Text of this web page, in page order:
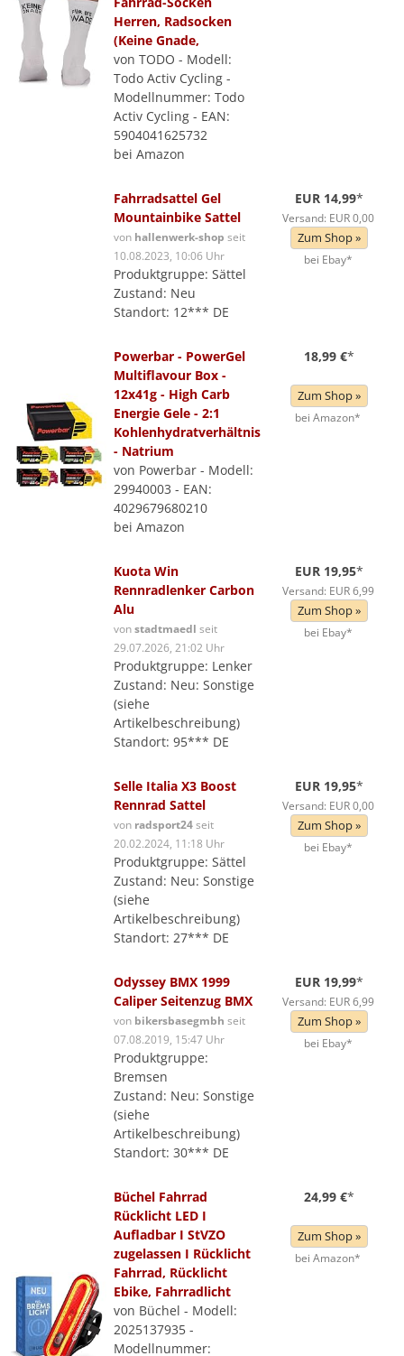
Herren, Radsocken
(Keine Gnade,
von TODO - Modell:
Todo Activ Cycling -
Modellnummer: Todo
Activ Cycling - EAN:
5904041625732
bei Amazon
Fahrradsattel Gel
Mountainbike Sattel
von hallenwerk-shop seit
10.08.2023, 10:06 Uhr
Produktgruppe: Sättel
Zustand: Neu
Standort: 12*** DE
EUR 14,99*
Versand: EUR 0,00
Zum Shop »
bei Ebay*
Powerbar - PowerGel
Multiflavour Box -
12x41g - High Carb
Energie Gele - 2:1
Kohlenhydratverhältnis
- Natrium
von Powerbar - Modell:
29940003 - EAN:
4029679680210
bei Amazon
18,99 €*
Zum Shop »
bei Amazon*
Kuota Win
Rennradlenker Carbon
Alu
vonstadtmaedl seit
29.07.2026, 21:02 Uhr
Produktgruppe: Lenker
Zustand: Neu: Sonstige
(siehe
Artikelbeschreibung)
Standort: 95*** DE
EUR 19,95*
Versand: EUR 6,99
Zum Shop »
bei Ebay*
Selle Italia X3 Boost
Rennrad Sattel
von radsport24seit
20.02.2024, 11:18 Uhr
Produktgruppe: Sättel
Zustand: Neu: Sonstige
(siehe
Artikelbeschreibung)
Standort: 27*** DE
EUR 19,95*
Versand: EUR 0,00
Zum Shop »
bei Ebay*
Odyssey BMX 1999
Caliper Seitenzug BMX
von bikersbasegmbh seit
07.08.2019, 15:47 Uhr
Produktgruppe:
Bremsen
Zustand: Neu: Sonstige
(siehe
Artikelbeschreibung)
Standort: 30*** DE
EUR 19,99*
Versand: EUR 6,99
Zum Shop »
bei Ebay*
Büchel Fahrrad
Rücklicht LED I
Aufladbar I StVZO
zugelassen I Rücklicht
Fahrrad, Rücklicht
Ebike, Fahrradlicht
von Büchel - Modell:
2025137935 -
Modellnummer:
24,99 €*
Zum Shop »
bei Amazon*